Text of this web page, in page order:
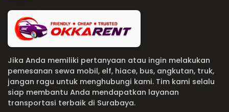
Jika Anda memiliki pertanyaan atau ingin melakukan
pemesanan sewa mobil, elf, hiace, bus, angkutan, truk,
jangan ragu untuk menghubungi kami. Tim kami selalu
siap membantu Anda mendapatkan layanan
transportasi terbaik di Surabaya.